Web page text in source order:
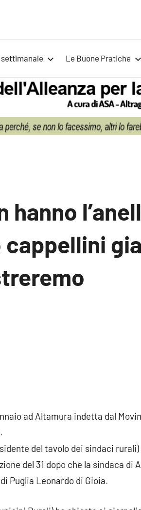
per
la
Terra
Alleanza
Sovranità
Alimentare
settimanale Le Buone Pratiche
ad Altamura indetta dal
del tavolo dei sindaci
del 31 dopo che la sindaca di
Puglia Leonardo di Gioia.